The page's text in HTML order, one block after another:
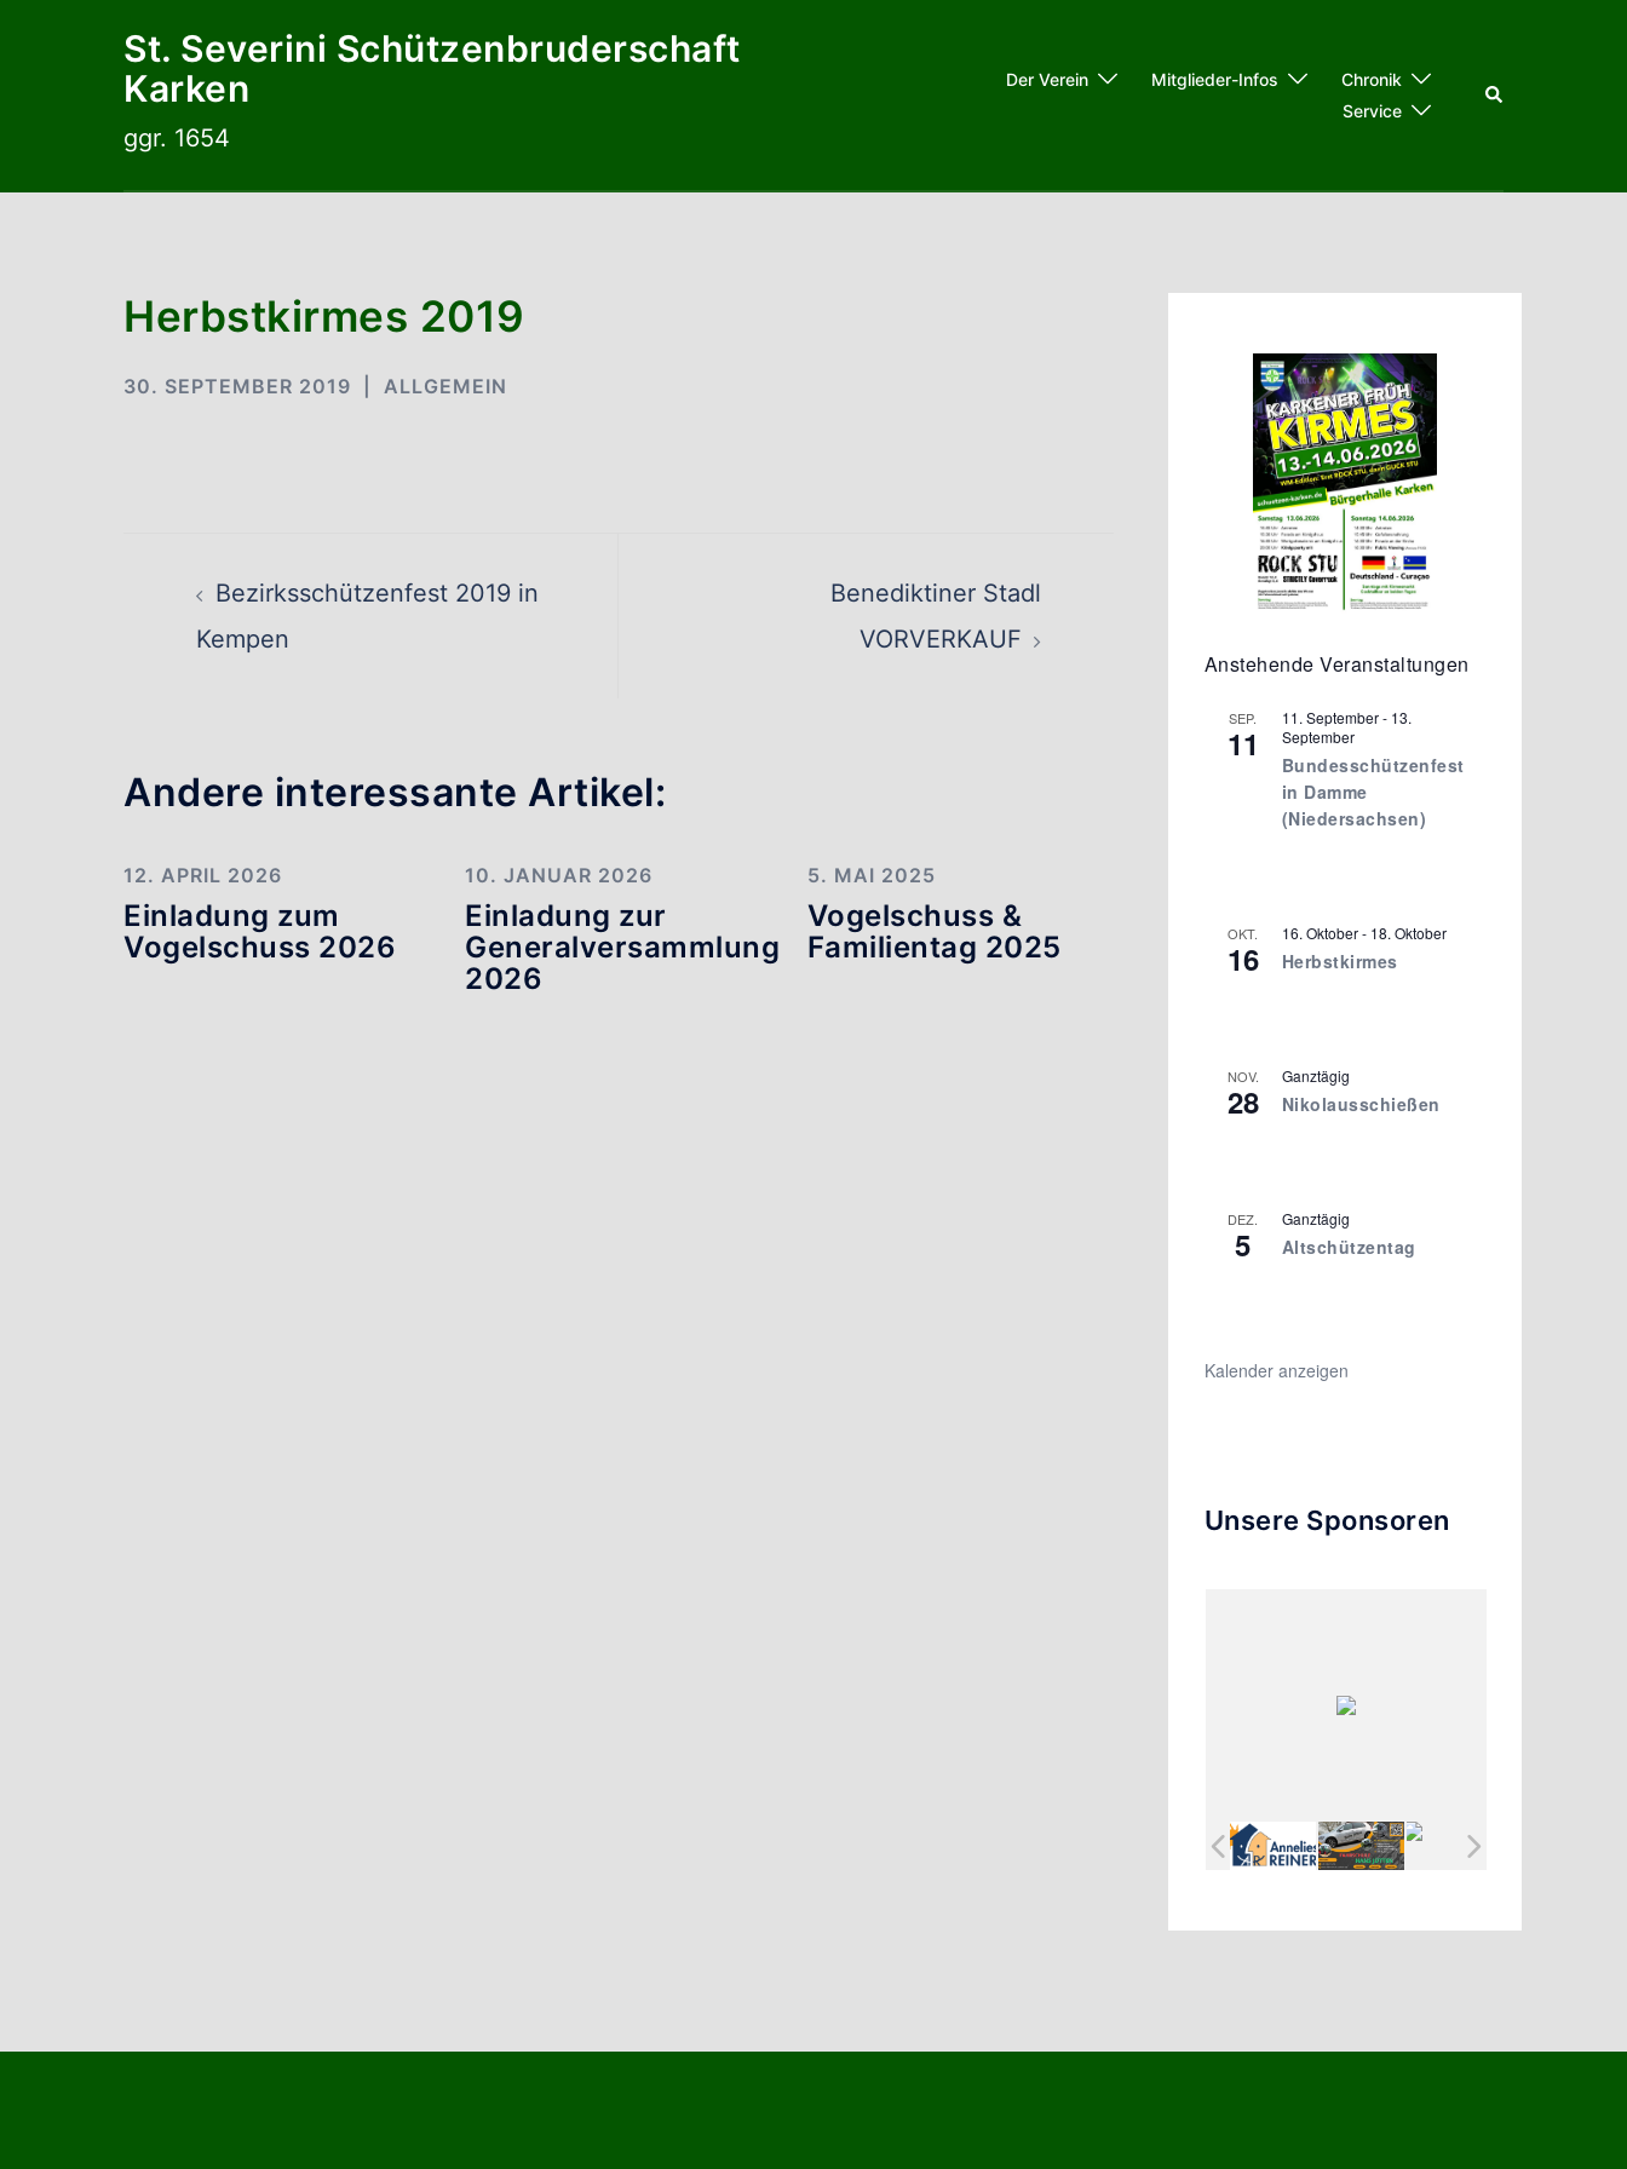
St. Severini Schützenbruderschaft
Karken
ggr. 1654
Der Verein Mitglieder-Infos
Chronik
Service
Suche
Herbstkirmes 2019
30. SEPTEMBER 2019 ALLGEMEIN
Beitragsnavigation
Bezirksschützenfest 2019 in
Kempen
Benediktiner Stadl
VORVERKAUF
Andere interessante Artikel:
12. APRIL 2026
Einladung zum
Vogelschuss 2026
10. JANUAR 2026
Einladung zur
Generalversammlung
2026
5. MAI 2025
Vogelschuss &
Familientag 2025
Anstehende Veranstaltungen
SEP.
11
11. September- 13.
September
Bundesschützenfest
in Damme
(Niedersachsen)
OKT.
16
16. Oktober- 18. Oktober
Herbstkirmes
NOV.
28
Ganztägig
Nikolausschießen
DEZ.
5
Ganztägig
Altschützentag
Kalender anzeigen
Unsere Sponsoren